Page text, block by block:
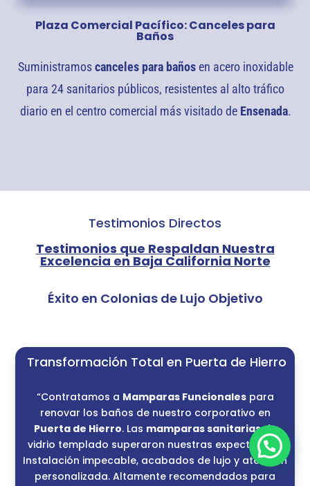
Plaza Comercial Pacífico: Canceles para
Baños
Suministramoscanceles para bañosen acero inoxidable
para 24 sanitarios públicos, resistentes al alto tráfico
diario en el centro comercial más visitado de Ensenada.
Testimonios Directos
Testimonios que Respaldan Nuestra
Excelencia en Baja California Norte
Éxito en Colonias de Lujo Objetivo
Transformación Total en Puerta de Hierro
“Contratamos a Mamparas Funcionalespara
renovar los baños de nuestro corporativo en
Puerta de Hierro. Las mamparas sanitariasde
vidrio templado superaron nuestras expectativas.
Instalación impecable, acabados de lujo y atención
personalizada. Altamente recomendados para